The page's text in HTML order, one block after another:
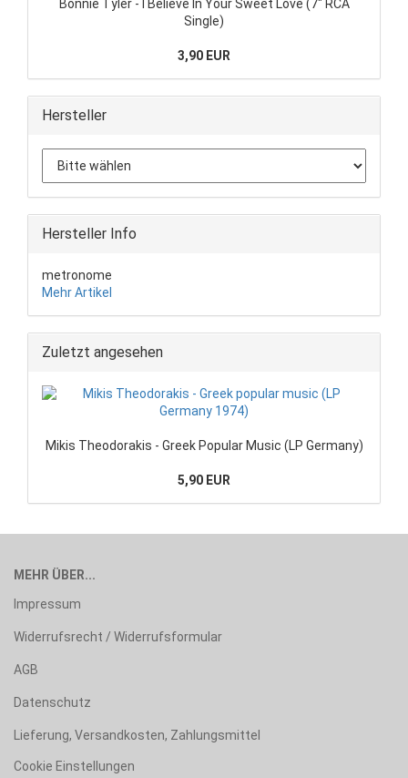
Bonnie Tyler - I Believe In Your Sweet Love (7" RCA
Single)
3,90 EUR
Hersteller
Hersteller Info
metronome
Mehr Artikel
Zuletzt angesehen
Mikis Theodorakis - Greek Popular Music (LP Germany)
5,90 EUR
MEHR ÜBER...
Impressum
Widerrufsrecht / Widerrufsformular
AGB
Datenschutz
Lieferung, Versandkosten, Zahlungsmittel
Cookie Einstellungen